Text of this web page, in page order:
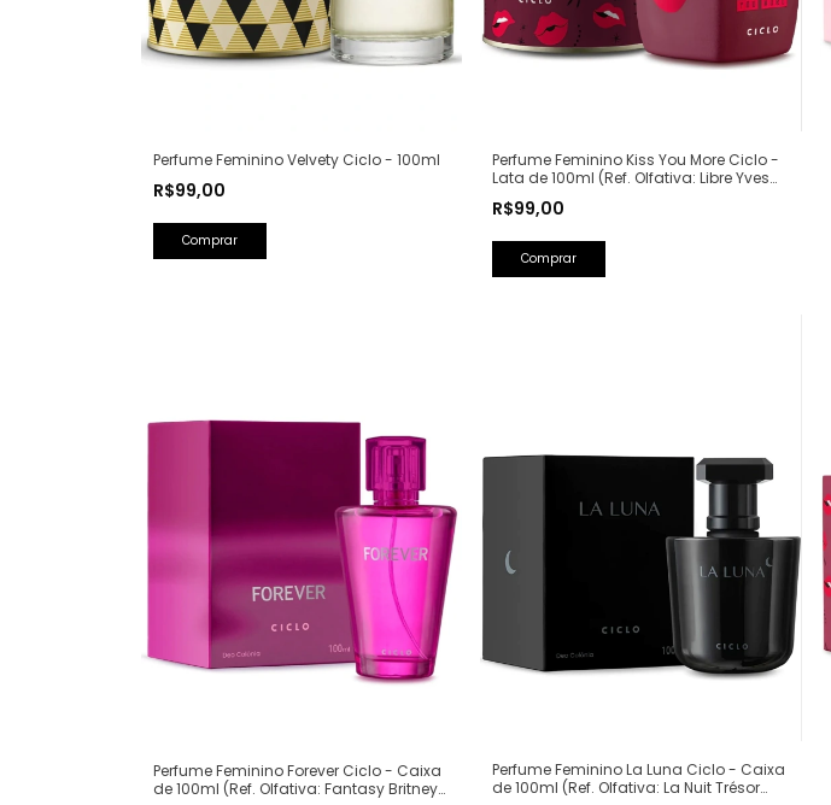
Perfume Feminino Velvety Ciclo - 100ml
R$99,00
Perfume Feminino Kiss You More Ciclo -
Lata de 100ml (Ref. Olfativa: Libre Yves
R$99,00
Perfume Feminino Forever Ciclo - Caixa
de 100ml (Ref. Olfativa: Fantasy Britney
Perfume Feminino La Luna Ciclo - Caixa
de 100ml (Ref. Olfativa: La Nuit Trésor